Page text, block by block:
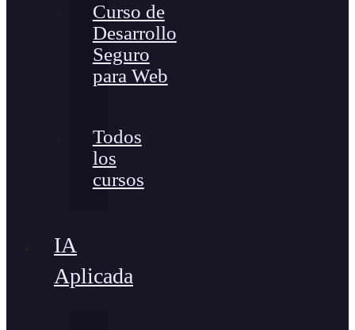
Curso de
Desarrollo
Seguro
para Web
Todos
los
cursos
IA
Aplicada